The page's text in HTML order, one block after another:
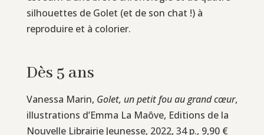
silhouettes de Golet (et de son chat !) à
reproduire et à colorier.
Dès 5 ans
Vanessa Marin, Golet, un petit fou au grand cœur,
illustrations d’Emma La Maôve, Editions de la
Nouvelle Librairie Jeunesse, 2022, 34 p., 9,90 €